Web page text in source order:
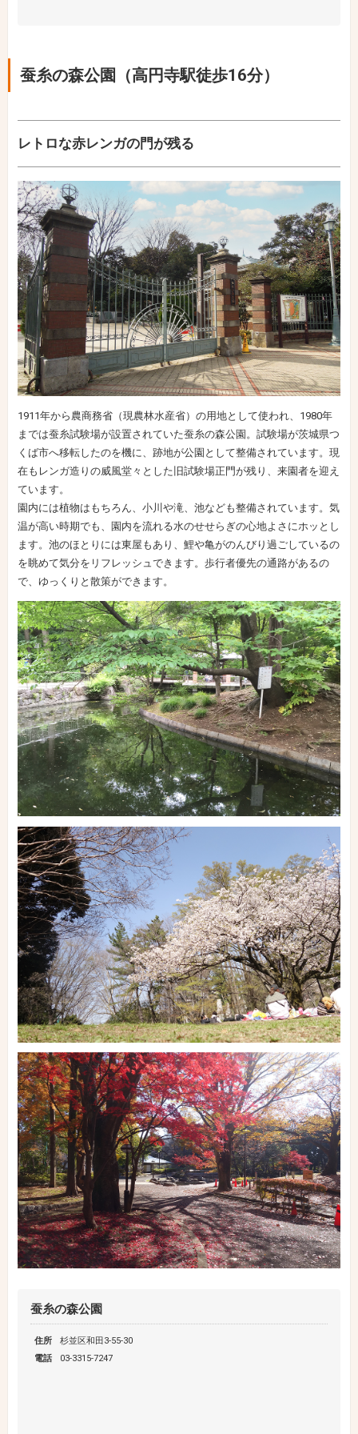
蚕糸の森公園（高円寺駅徒歩16分）
レトロな赤レンガの門が残る
1911年から農商務省（現農林水産省）の用地として使われ、1980年
までは蚕糸試験場が設置されていた蚕糸の森公園。試験場が茨城県つ
くば市へ移転したのを機に、跡地が公園として整備されています。現
在もレンガ造りの威風堂々とした旧試験場正門が残り、来園者を迎え
ています。
園内には植物はもちろん、小川や滝、池なども整備されています。気
温が高い時期でも、園内を流れる水のせせらぎの心地よさにホッとし
ます。池のほとりには東屋もあり、鯉や亀がのんびり過ごしているの
を眺めて気分をリフレッシュできます。歩行者優先の通路があるの
で、ゆっくりと散策ができます。
蚕糸の森公園
住所
杉並区和田3-55-30
電話
03-3315-7247